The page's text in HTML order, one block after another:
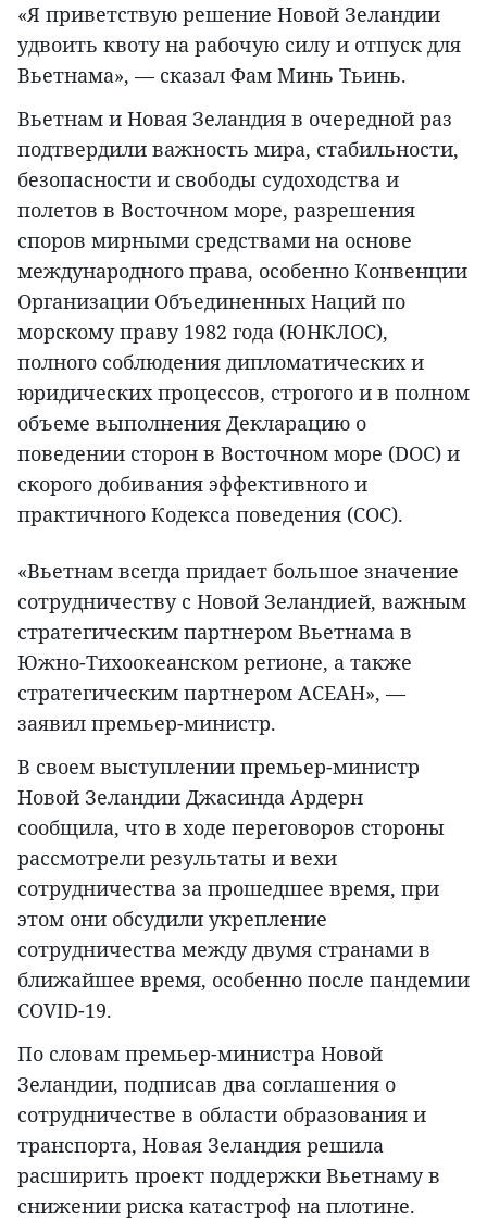
«Я приветствую решение Новой Зеландии
удвоить квоту на рабочую силу и отпуск для
Вьетнама», — сказал Фам Минь Тьинь.
Вьетнам и Новая Зеландия в очередной раз
подтвердили важность мира, стабильности,
безопасности и свободы судоходства и
полетов в Восточном море, разрешения
споров мирными средствами на основе
международного права, особенно Конвенции
Организации Объединенных Наций по
морскому праву 1982 года (ЮНКЛОС),
полного соблюдения дипломатических и
юридических процессов, строгого и в полном
объеме выполнения Декларацию о
поведении сторон в Восточном море (DOC) и
скорого добивания эффективного и
практичного Кодекса поведения (COC).
«Вьетнам всегда придает большое значение
сотрудничеству с Новой Зеландией, важным
стратегическим партнером Вьетнама в
Южно-Тихоокеанском регионе, а также
стратегическим партнером АСЕАН», —
заявил премьер-министр.
В своем выступлении премьер-министр
Новой Зеландии Джасинда Ардерн
сообщила, что в ходе переговоров стороны
рассмотрели результаты и вехи
сотрудничества за прошедшее время, при
этом они обсудили укрепление
сотрудничества между двумя странами в
ближайшее время, особенно после пандемии
COVID-19.
По словам премьер-министра Новой
Зеландии, подписав два соглашения о
сотрудничестве в области образования и
транспорта, Новая Зеландия решила
расширить проект поддержки Вьетнаму в
снижении риска катастроф на плотине.